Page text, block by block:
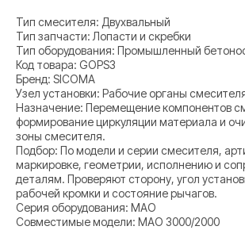
Тип смесителя: Двухвальный
Тип запчасти: Лопасти и скребки
Тип оборудования: Промышленный
Код товара: GOPS3
Бренд: SICOMA
Узел установки: Рабочие органы
Назначение: Перемещение компонентов
формирование циркуляции материала и
зоны смесителя.
Подбор: По модели и серии смесителя,
маркировке, геометрии, исполнению и
деталям. Проверяют сторону, угол
рабочей кромки и состояние рычагов.
Серия оборудования: MAO
Совместимые модели: MAO 3000/2000